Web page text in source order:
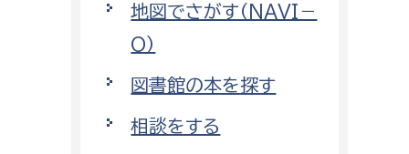
小田原のことを知りたい
イベント・講座などに参加したい
環境政策課
ゼロカーボン推進課
環境保護課
地図でさがす（NAVI－
O）
図書館の本を探す
相談をする